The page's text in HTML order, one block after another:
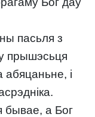
пасьля з
прышэсьця
і
бывае, а Бог